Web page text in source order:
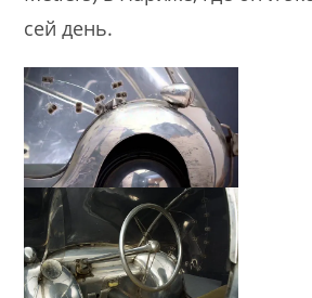
сей день.